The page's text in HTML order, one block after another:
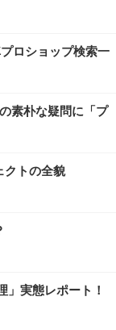
ロショップ検索一
素朴な疑問に「プ
クトの全貌
」実態レポート！